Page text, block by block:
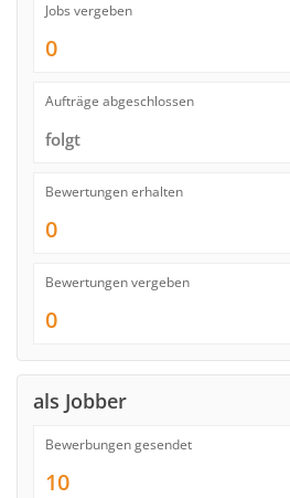
Jobs vergeben
0
Aufträge abgeschlossen
folgt
Bewertungen erhalten
0
Bewertungen vergeben
0
als Jobber
Bewerbungen gesendet
10